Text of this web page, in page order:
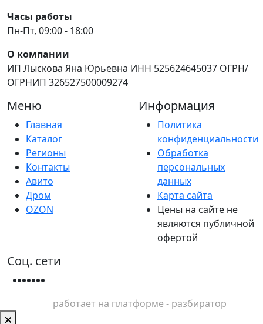
Часы работы
Пн-Пт, 09:00 - 18:00
О компании
ИП Лыскова Яна Юрьевна ИНН 525624645037 ОГРН/
ОГРНИП 326527500009274
Меню
Главная
Каталог
Регионы
Контакты
Авито
Дром
OZON
Информация
Политика
конфиденциальности
Обработка
персональных
данных
Карта сайта
Цены на сайте не
являются публичной
офертой
Соц. сети
работает на платформе - разбиратор